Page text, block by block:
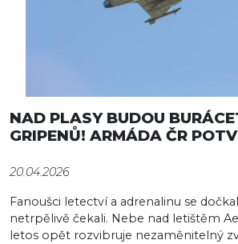
NAD PLASY BUDOU
GRIPENŮ! ARMÁDA ČR
20.04.2026
Fanoušci letectví a adrenalinu se
netrpělivě čekali. Nebe nad letištěm
letos opět rozvibruje nezaměnitelný